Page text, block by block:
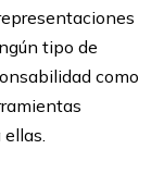
tipo de
como